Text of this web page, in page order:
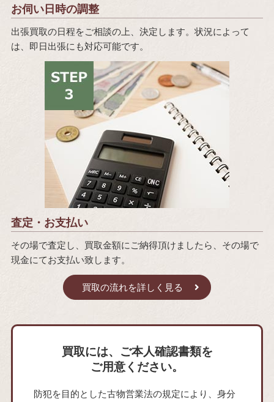
お伺い日時の調整
出張買取の日程をご相談の上、決定します。状況によって
は、即日出張にも対応可能です。
査定・お支払い
その場で査定し、買取金額にご納得頂けましたら、その場で
現金にてお支払い致します。
買取の流れを詳しく見る
買取には、ご本人確認書類を
ご用意ください。
防犯を目的とした古物営業法の規定により、身分